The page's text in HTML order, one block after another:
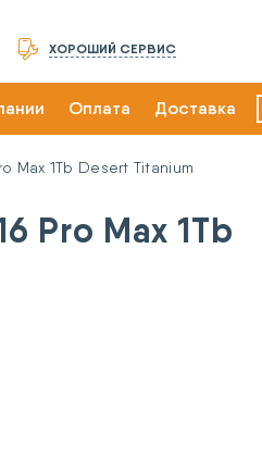
ХОРОШИЙ СЕРВИС
Оплата Доставка
Max 1Tb Desert Titanium
Pro Max 1Tb